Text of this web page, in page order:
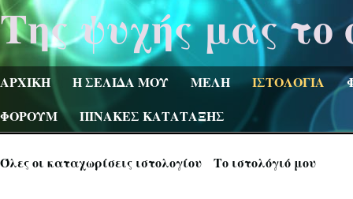
Της ψυχής μας το
ΑΡΧΙΚΗ Η ΣΕΛΙΔΑ ΜΟΥ ΜΕΛΗ ΙΣΤΟΛΟΓΙΑ
ΦΟΡΟΥΜ
ΠΙΝΑΚΕΣ ΚΑΤΑΤΑΞΗΣ
Όλες οι καταχωρίσεις ιστολογίου Το ιστολόγιό μου